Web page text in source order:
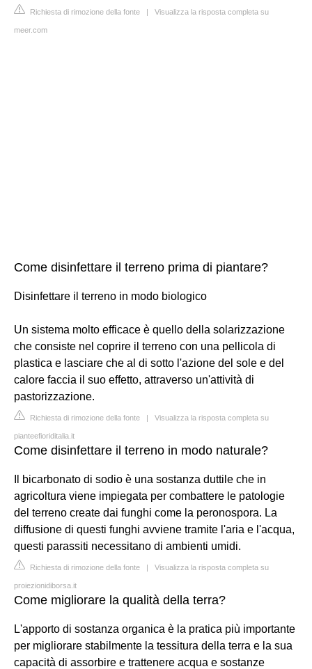
Richiesta di rimozione della fonte | Visualizza la risposta completa su
meer.com
Come disinfettare il terreno prima di piantare?
Disinfettare il terreno in modo biologico
Un sistema molto efficace è quello della solarizzazione
che consiste nel coprire il terreno con una pellicola di
plastica e lasciare che al di sotto l'azione del sole e del
calore faccia il suo effetto, attraverso un'attività di
pastorizzazione.
Richiesta di rimozione della fonte | Visualizza la risposta completa su
pianteefioriditalia.it
Come disinfettare il terreno in modo naturale?
Il bicarbonato di sodio è una sostanza duttile che in
agricoltura viene impiegata per combattere le patologie
del terreno create dai funghi come la peronospora. La
diffusione di questi funghi avviene tramite l'aria e l'acqua,
questi parassiti necessitano di ambienti umidi.
Richiesta di rimozione della fonte | Visualizza la risposta completa su
proiezionidiborsa.it
Come migliorare la qualità della terra?
L'apporto di sostanza organica è la pratica più importante
per migliorare stabilmente la tessitura della terra e la sua
capacità di assorbire e trattenere acqua e sostanze